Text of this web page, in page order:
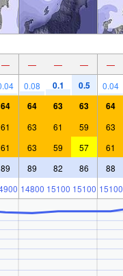
— — — — —
0.08 0.1 0.5 0.04
64 64 63 63 64
61 63 61 59 63
61 63 59 57 61
89 89 82 86 88
14800 15100 15100 15100